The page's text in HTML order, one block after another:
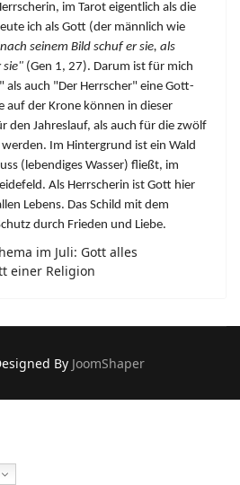
im Tarot eigentlich als die
ich als Gott (der männlich wie
seinem Bild schuf er sie, als
sie" (Gen 1, 27). Darum ist für mich
als auch "Der Herrscher" eine Gott-
auf der Krone können in dieser
den Jahreslauf, als auch für die zwölf
Im Hintergrund ist ein Wald
(lebendiges Wasser) fließt, im
Als Herrscherin ist Gott hier
Lebens. Das Schild mit dem
durch Frieden und Liebe.
im Juli: Gott alles
einer Religion
By JoomShaper